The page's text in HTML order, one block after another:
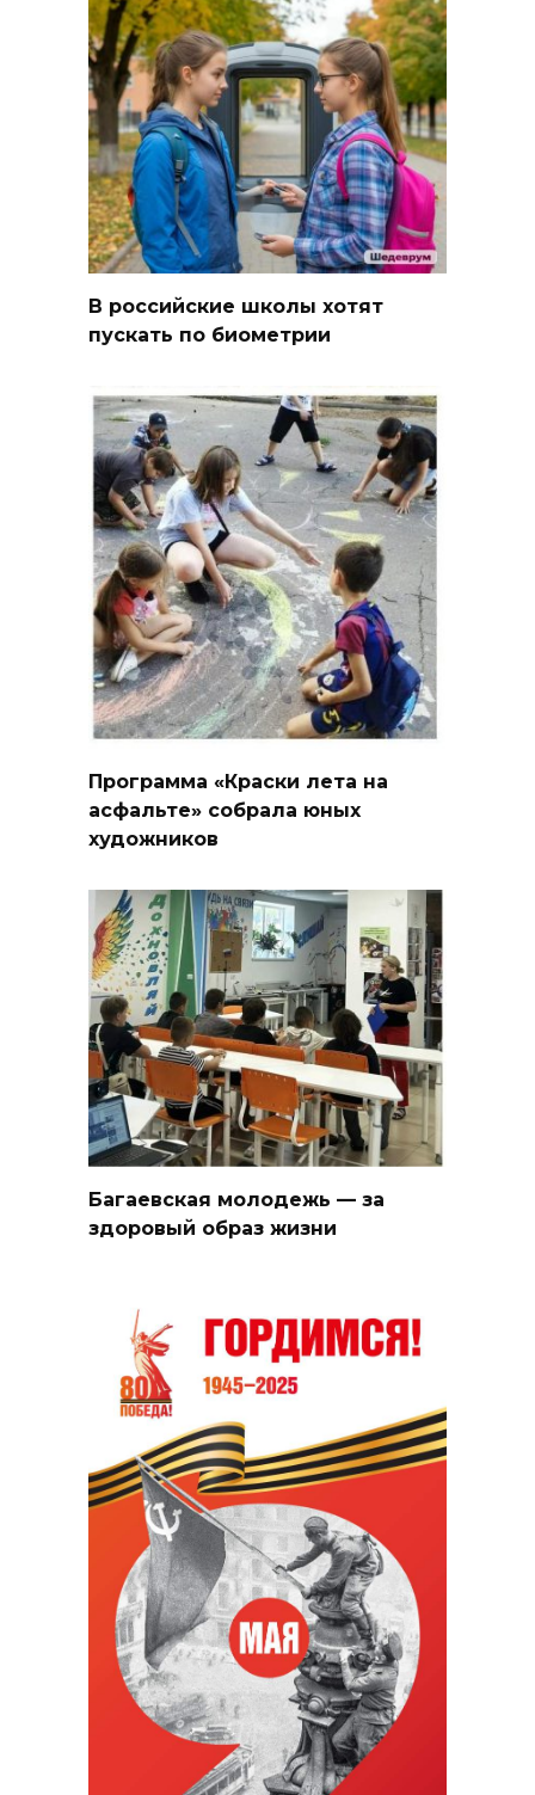
В российские школы хотят
пускать по биометрии
Программа «Краски лета на
асфальте» собрала юных
художников
Багаевская молодежь — за
здоровый образ жизни